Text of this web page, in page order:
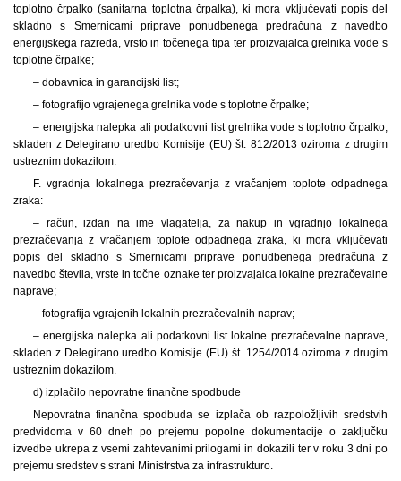
toplotno črpalko (sanitarna toplotna črpalka), ki mora vključevati popis del
skladno s Smernicami priprave ponudbenega predračuna z navedbo
energijskega razreda, vrsto in točenega tipa ter proizvajalca grelnika vode s
toplotne črpalke;
– dobavnica in garancijski list;
– fotografijo vgrajenega grelnika vode s toplotne črpalke;
– energijska nalepka ali podatkovni list grelnika vode s toplotno črpalko,
skladen z Delegirano uredbo Komisije (EU) št. 812/2013 oziroma z drugim
ustreznim dokazilom.
F. vgradnja lokalnega prezračevanja z vračanjem toplote odpadnega
zraka:
– račun, izdan na ime vlagatelja, za nakup in vgradnjo lokalnega
prezračevanja z vračanjem toplote odpadnega zraka, ki mora vključevati
popis del skladno s Smernicami priprave ponudbenega predračuna z
navedbo števila, vrste in točne oznake ter proizvajalca lokalne prezračevalne
naprave;
– fotografija vgrajenih lokalnih prezračevalnih naprav;
– energijska nalepka ali podatkovni list lokalne prezračevalne naprave,
skladen z Delegirano uredbo Komisije (EU) št. 1254/2014 oziroma z drugim
ustreznim dokazilom.
d) izplačilo nepovratne finančne spodbude
Nepovratna finančna spodbuda se izplača ob razpoložljivih sredstvih
predvidoma v 60 dneh po prejemu popolne dokumentacije o zaključku
izvedbe ukrepa z vsemi zahtevanimi prilogami in dokazili ter v roku 3 dni po
prejemu sredstev s strani Ministrstva za infrastrukturo.